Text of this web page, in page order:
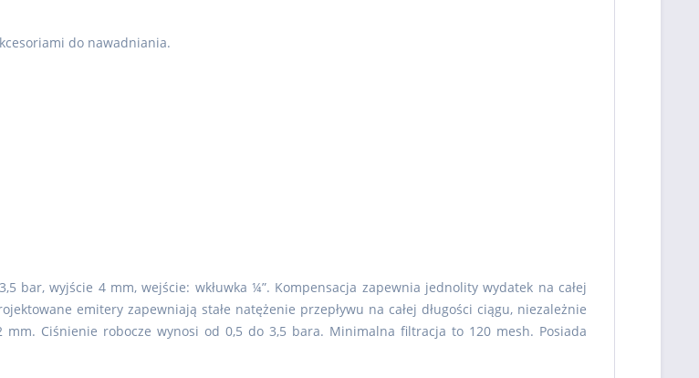
do nawadniania.
bar, wyjście 4 mm, wejście: wkłuwka ¼”. Kompensacja zapewnia jednolity wydatek na całej
emitery zapewniają stałe natężenie przepływu na całej długości ciągu, niezależnie
Ciśnienie robocze wynosi od 0,5 do 3,5 bara. Minimalna filtracja to 120 mesh. Posiada